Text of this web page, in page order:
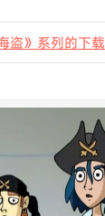
盗》系列的下载